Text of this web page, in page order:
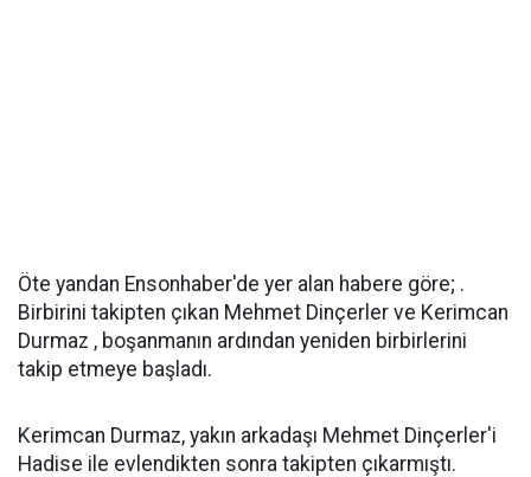
Öte yandan Ensonhaber'de yer alan habere göre; .
Birbirini takipten çıkan Mehmet Dinçerler ve Kerimcan
Durmaz , boşanmanın ardından yeniden birbirlerini
takip etmeye başladı.
Kerimcan Durmaz, yakın arkadaşı Mehmet Dinçerler'i
Hadise ile evlendikten sonra takipten çıkarmıştı.